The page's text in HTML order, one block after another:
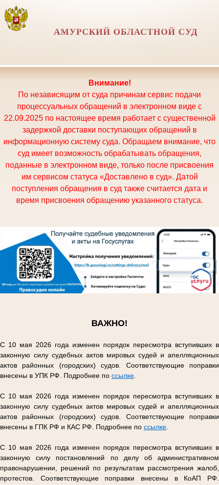
АМУРСКИЙ ОБЛАСТНОЙ СУД
Внимание!
По независящим от суда причинам сервис подачи
процессуальных обращений в электронном виде с
22.09.2025 по настоящее время работает с существенной
задержкой доставки поступающих обращений в
информационную систему суда. Обращаем внимание, что
суд имеет возможность обрабатывать обращения,
поданные в электронном виде, только после присвоения
им сервисом статуса «Доставлено в суд». Датой
поступления обращения в суд также считается дата и
время присвоения обращению указанного статуса.
ВАЖНО!
С 10 мая 2026 года изменен порядок пересмотра вступивших в
законную силу судебных актов мировых судей и апелляционных
актов районных (городских) судов. Соответствующие поправки
внесены в УПК РФ. Подробнее по ссылке
С 10 мая 2026 года изменен порядок пересмотра вступивших в
законную силу судебных актов мировых судей и апелляционных
актов районных (городских) судов. Соответствующие поправки
внесены в ГПК РФ и КАС РФ. Подробнее по ссылке
С 10 мая 2026 года изменен порядок пересмотра вступивших в
законную силу постановлений по делу об административном
правонарушении, решений по результатам рассмотрения жалоб,
протестов. Соответствующие поправки внесены в КоАП РФ.